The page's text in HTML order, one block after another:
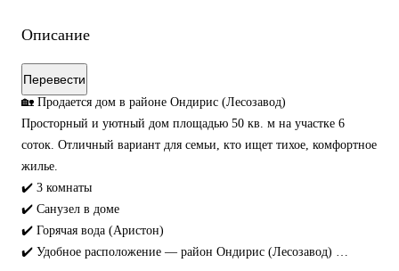
Описание
Перевести
🏡 Продается дом в районе Ондирис (Лесозавод)
Просторный и уютный дом площадью 50 кв. м на участке 6
соток. Отличный вариант для семьи, кто ищет тихое, комфортное
жилье.
✔️ 3 комнаты
✔️ Санузел в доме
✔️ Горячая вода (Аристон)
✔️ Удобное расположение — район Ондирис (Лесозавод)